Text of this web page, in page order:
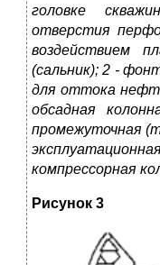
головке
отверстия
воздействием
(сальник); 2 -
для оттока
обсадная
промежуточная
компрессорная
Рисунок 3